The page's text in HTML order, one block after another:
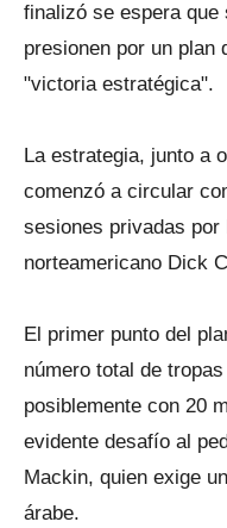
finalizó se espera que
presionen por un plan
"victoria estratégica".
La estrategia, junto a
comenzó a circular
sesiones privadas
norteamericano Dick
El primer punto del
número total de
posiblemente con 20
evidente desafío al
Mackin, quien exige
árabe.